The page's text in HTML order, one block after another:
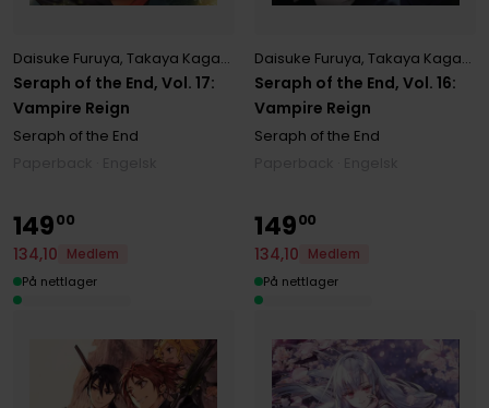
Seraph of the End, Vol. 17:
Vampire Reign
Daisuke Furuya, Takaya Kagami Yamato Yamamoto
Seraph of the End
Seraph of the End, Vol. 16:
Vampire Reign
Daisuke Furuya,Takaya Kagami
Seraph of the End
14900
134,10
Medlem
På nettlager
14900
134,10
Medlem
På nettlager